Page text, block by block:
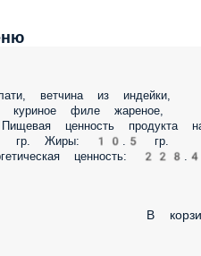
из индейки, шампиньоны
пепперони, сыр моцарелла.
гр.: Белки: 10.4 гр. Жиры: 10.5 гр.
ценность: 228.4 ккал.